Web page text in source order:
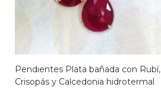
Pendientes Plata bañada con Rubí,
Crisopás y Calcedonia hidrotermal